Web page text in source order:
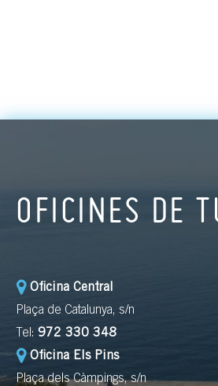
OFICINES DE
Oficina Central
Plaça de Catalunya, s/n
Tel: 972 330 348
Oficina Els Pins
Plaça dels Càmpings, s/n